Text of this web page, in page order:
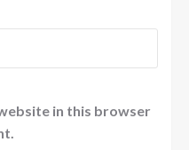
in this browser